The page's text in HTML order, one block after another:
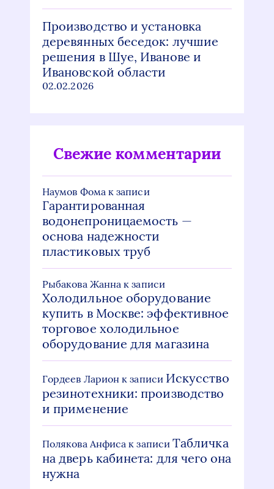
Производство и установка
деревянных беседок: лучшие
решения в Шуе, Иванове и
Ивановской области
02.02.2026
Свежие комментарии
Наумов Фомак записи
Гарантированная
водонепроницаемость —
основа надежности
пластиковых труб
Рыбакова Жанна к записи
Холодильное оборудование
купить в Москве: эффективное
торговое холодильное
оборудование для магазина
Гордеев Ларион к записи Искусство
резинотехники: производство
и применение
Полякова Анфиса к записиТабличка
на дверь кабинета: для чего она
нужна